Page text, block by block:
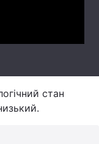
стан